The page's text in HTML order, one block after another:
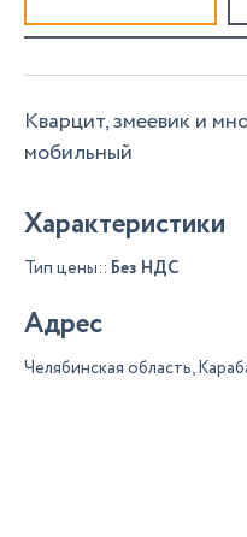
Кварцит, змеевик и
мобильный
Характеристики
Тип цены:: Без НДС
Адрес
Челябинская область,